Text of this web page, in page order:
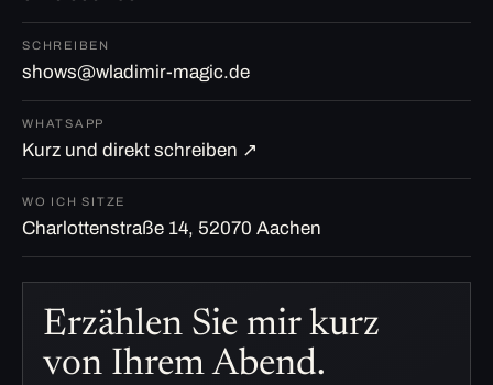
SCHREIBEN
shows@wladimir-magic.de
WHATSAPP
Kurz und direkt schreiben ↗
WO ICH SITZE
Charlottenstraße 14, 52070 Aachen
Erzählen Sie mir kurz
von Ihrem Abend.